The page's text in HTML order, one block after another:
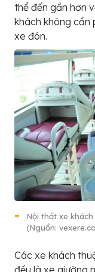
thể đến gần hơn
khách không cần
xe đón.
Nội thất xe
(Nguồn:
Các xe khách
đều là xe giường